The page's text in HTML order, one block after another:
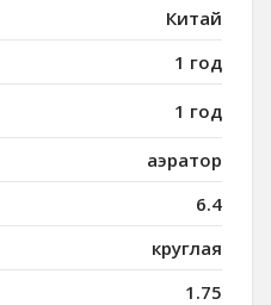
Китай
1 год
1 год
аэратор
6.4
круглая
1.75